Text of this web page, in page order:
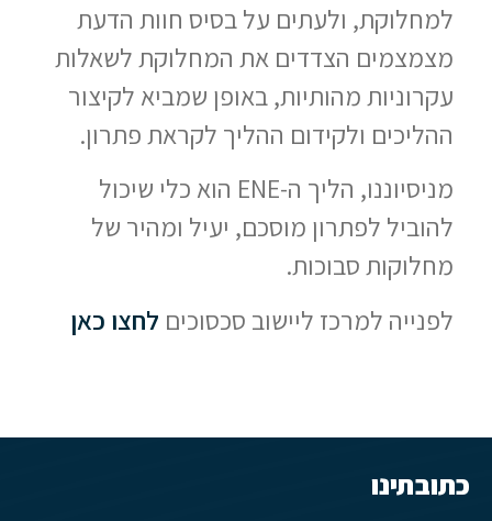
למחלוקת, ולעתים על בסיס חוות הדעת
מצמצמים הצדדים את המחלוקת לשאלות
עקרוניות מהותיות, באופן שמביא לקיצור
ההליכים ולקידום ההליך לקראת פתרון.
מניסיוננו, הליך ה-ENE הוא כלי שיכול
להוביל לפתרון מוסכם, יעיל ומהיר של
מחלוקות סבוכות.
לפנייה למרכז ליישוב סכסוכים לחצו כאן
כתובתינו